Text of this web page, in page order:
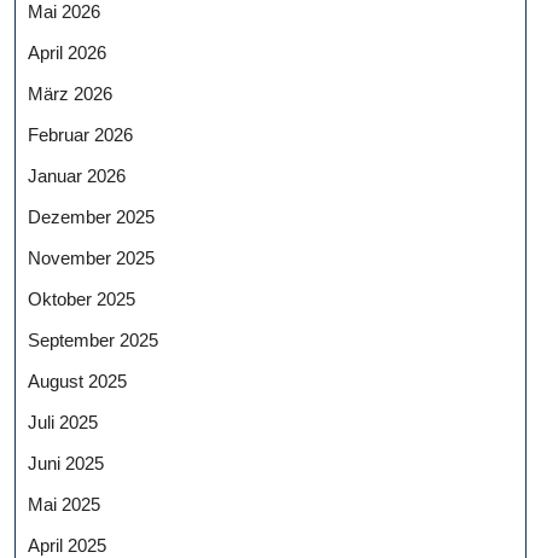
Mai 2026
April 2026
März 2026
Februar 2026
Januar 2026
Dezember 2025
November 2025
Oktober 2025
September 2025
August 2025
Juli 2025
Juni 2025
Mai 2025
April 2025